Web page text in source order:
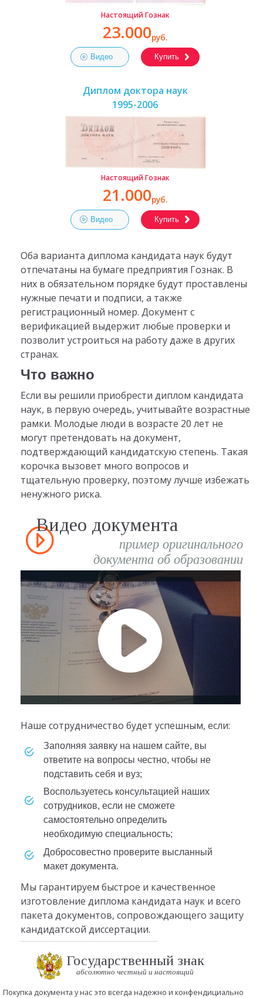
Настоящий Гознак
23.000руб.
Видео Купить
Диплом доктора наук
1995-2006
Настоящий Гознак
21.000руб.
Видео Купить
Оба варианта диплома кандидата наук будут
отпечатаны на бумаге предприятия Гознак. В
них в обязательном порядке будут проставлены
нужные печати и подписи, а также
регистрационный номер. Документ с
верификацией выдержит любые проверки и
позволит устроиться на работу даже в других
странах.
Что важно
Если вы решили приобрести диплом кандидата
наук, в первую очередь, учитывайте возрастные
рамки. Молодые люди в возрасте 20 лет не
могут претендовать на документ,
подтверждающий кандидатскую степень. Такая
корочка вызовет много вопросов и
тщательную проверку, поэтому лучше избежать
ненужного риска.
Видео документа
пример оригинального
документа об образовании
Наше сотрудничество будет успешным, если:
заполняя заявку на нашем сайте, вы
ответите на вопросы честно, чтобы не
подставить себя и вуз;
воспользуетесь консультацией наших
сотрудников, если не сможете
самостоятельно определить
необходимую специальность;
добросовестно проверите высланный
макет документа.
Мы гарантируем быстрое и качественное
изготовление диплома кандидата наук и всего
пакета документов, сопровождающего защиту
кандидатской диссертации.
Государственный знак
абсолютно честный и настоящий
Покупка документа у нас это всегда надежно и конфендициально